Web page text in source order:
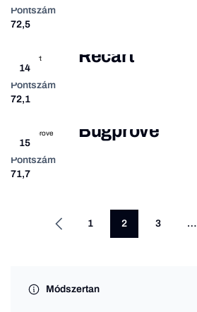
Pontszám
72,5
14
Recart
Pontszám
72,1
15
Bugprove
Pontszám
71,7
1 2 3 …
Módszertan